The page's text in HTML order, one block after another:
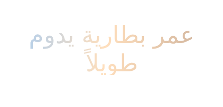
عمر بطارية يدوم
طويلاً